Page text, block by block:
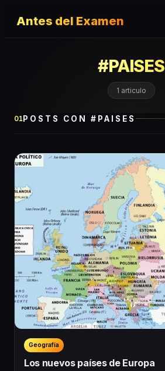
Antes del Examen
#PAISES
1 articulo
01POSTS CON # PAISES
Geografía
Los nuevos países de Europa